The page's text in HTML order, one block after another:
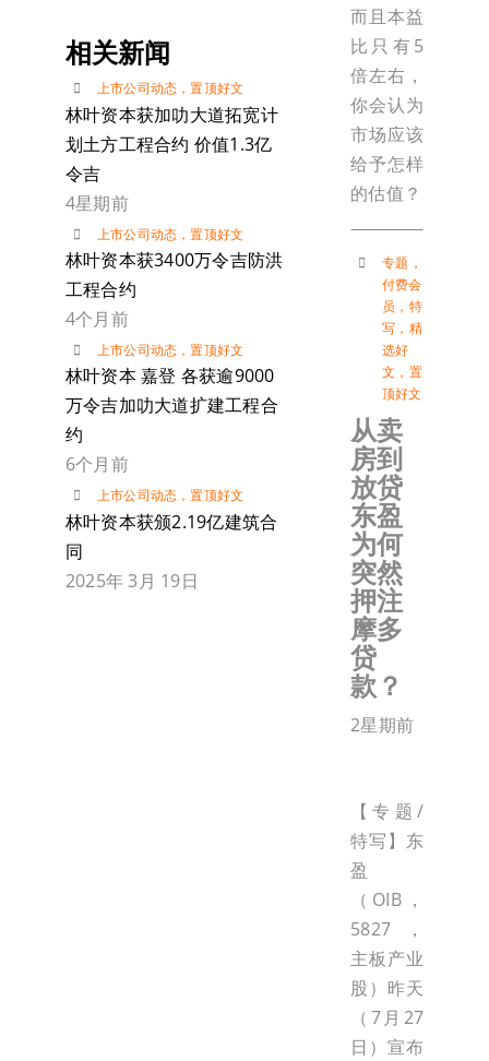
相关新闻
上市公司动态 ，置顶好文
林叶资本获加叻大道拓宽计
划土方工程合约 价值1.3亿
令吉
4星期前
上市公司动态 ，置顶好文
林叶资本获3400万令吉防洪
工程合约
4个月前
上市公司动态 ，置顶好文
林叶资本 嘉登 各获逾9000
万令吉加叻大道扩建工程合
约
6个月前
上市公司动态 ，置顶好文
林叶资本获颁2.19亿建筑合
同
2025年 3月 19日
而且本益
比只有5
倍左右，
你会认为
市场应该
给予怎样
的估值？
专题 ，
付费会
员 ， 特
写 ， 精
选好
文 ， 置
顶好文
从卖
房到
放贷
东盈
为何
突然
押注
摩多
贷
款？
2星期前
【专题/
特写】东
盈
（OIB，
5827，
主板产业
股）昨天
（7月27
日）宣布